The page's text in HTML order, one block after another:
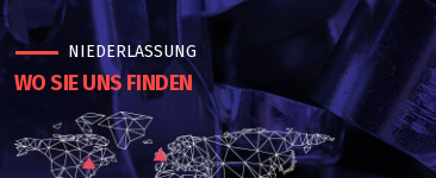
NIEDERLASSUNG
WO SIE UNS FINDEN